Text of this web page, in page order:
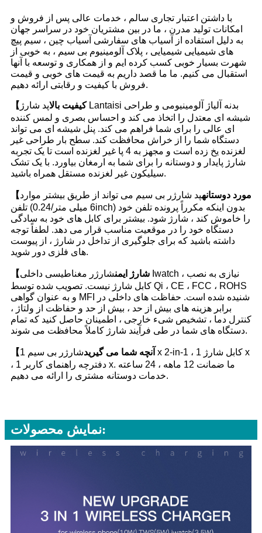
با داشتن اعتبار تجاری سالم ، خدمات عالی پس از فروش و
امکانات تولید مدرن ، ما در بین مشتریان خود در سراسر جهان
به دلیل استفاده از آسیاب های سفارشی آسیاب چین ، سیم پیچ
های شیمیایی شیمیایی ، پلاک آلومینیوم بی سیم ، به خوبی از
شهرت بسیار خوبی کسب کرده ایم و از همکاری و توسعه با آنها
استقبال می کنیم. ما ما قصد داریم به قیمت های خوبی و قیمت
فروش با کیفیت و رقابتی ارائه دهیم.
【کیفیت بالاپد شارژ Lantaisi بدنه آلیاژ آلومینیومی و طراحی
شیشه ای معتدل را اتخاذ می کند و احساس بصری و لمس کننده
ای عالی را برای شما فراهم می کند. پنل شیشه ای می تواند
دستگاه شما را از خراش محافظت کند. سطح بار طراحی غیر
لغزنده یخ زده است و مجهز به 4 پا غیر لغزنده است تا یک تجربه
شارژ پایدار و دوستانه را برای شما به ارمغان بیاورد. با یک تشک
سیلیکون غیر لغزنده مستقل همراه باشید.
【مورد دوستانهپد شارژر بی سیم می تواند از طریق بیشتر موارد
تلفن (6 میلی متر/0.24inch) بدون اینکه مکرراً پرونده تلفن خود
را خاموش کند ، شارژ شود. بیشتر برای کابل های خود به سادگی
دستگاه خود را در موقعیت مناسب قرار می دهد. لطفاً توجه
داشته باشید که برای جلوگیری از تداخل در شارژ ، از پیوست
های فلزی دور شوید.
【شارژ ایمنشارژر مغناطیسی داخلی Iwatch ، نیازی به نصب
کابل شارژ نیست. تصویب شده توسط Qi ، CE ، FCC ، ROHS
و به عنوان گواهی MFI شنیده شده است. حفاظت های داخلی در
برابر هزینه های بیش از حد ، بیش از حد و حفاظت از ولتاژ ،
کنترل دما ، تشخیص شیء خارجی ، اطمینان حاصل کنید که تمام
دستگاه های شما در طی فرآیند شارژ کاملاً محافظت می شوند.
【آنچه شما می گیرید
شارژر بی سیم 1 x 2-in-1 ، کابل شارژ 1 x
، دفترچه راهنمای کاربر 1 x. ما ضمانت 12 ماهه ، 24 ساعته
خدمات دوستانه مشتری را ارائه می دهیم.
نمایش محصولات: